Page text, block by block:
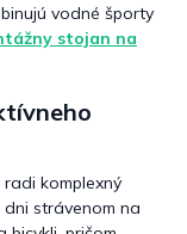
vodné športy
stojan na
komplexný
strávenom na